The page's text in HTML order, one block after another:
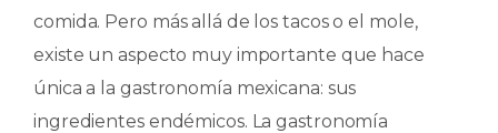
comida. Pero más allá de los tacos o el mole,
existe un aspecto muy importante que hace
única a la gastronomía mexicana: sus
ingredientes endémicos. La gastronomía